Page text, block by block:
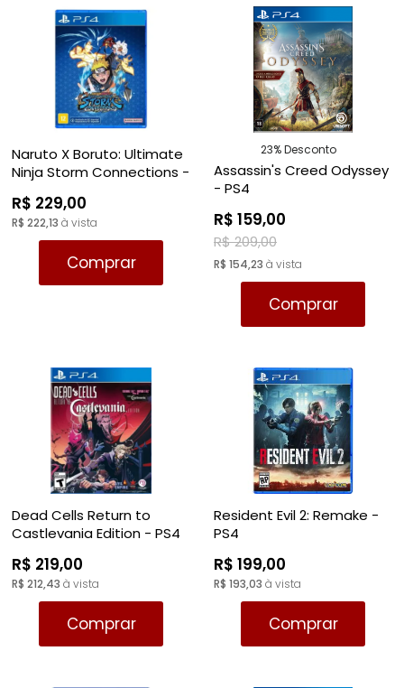
Naruto X Boruto: Ultimate
Ninja Storm Connections -
R$ 229,00
R$ 222,13 à vista
Comprar
23% Desconto
Assassin's Creed Odyssey
- PS4
R$ 159,00
R$ 209,00
R$ 154,23 à vista
Comprar
Dead Cells Return to
Castlevania Edition - PS4
R$ 219,00
R$ 212,43 à vista
Comprar
Resident Evil 2: Remake -
PS4
R$ 199,00
R$ 193,03 à vista
Comprar